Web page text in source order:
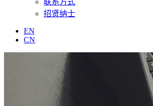
招贤纳士
EN
CN